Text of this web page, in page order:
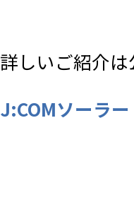
詳しいご紹介
J:COMソーラ